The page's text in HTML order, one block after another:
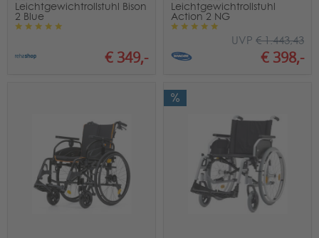
Leichtgewichtrollstuhl Bison
2 Blue
€ 349,-
Leichtgewichtrollstuhl
Action 2 NG
€ 398,-
UVP € 1.443,43